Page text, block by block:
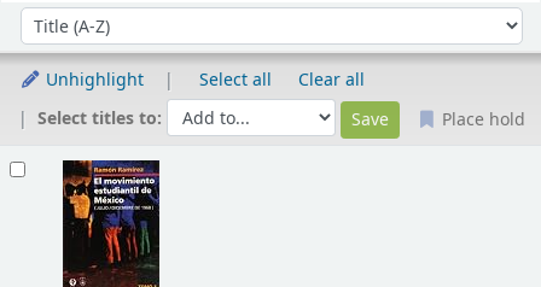
Sort by:
Unhighlight Select all
Clear all
Select titles to:
Place hold